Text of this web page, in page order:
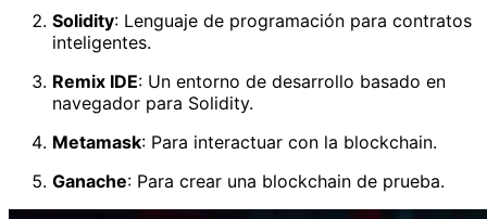
Solidity: Lenguaje de programación para contratos
inteligentes.
Remix IDE: Un entorno de desarrollo basado en
navegador para Solidity.
Metamask: Para interactuar con la blockchain.
Ganache: Para crear una blockchain de prueba.